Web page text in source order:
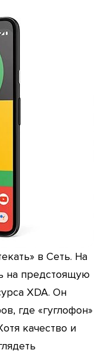
в Сеть. На
на предстоящую
XDA. Он
где «гуглофон»
качество и